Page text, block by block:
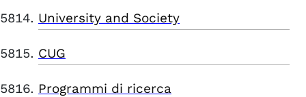
University and Society
CUG
Programmi di ricerca